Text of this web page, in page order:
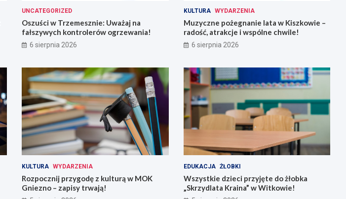
UNCATEGORIZED
Oszuści w Trzemesznie: Uważaj na
fałszywych kontrolerów ogrzewania!
6 sierpnia 2026
KULTURA WYDARZENIA
Muzyczne pożegnanie lata w Kiszkowie –
radość, atrakcje i wspólne chwile!
6 sierpnia 2026
KULTURA WYDARZENIA
Rozpocznij przygodę z kulturą w MOK
Gniezno – zapisy trwają!
EDUKACJA ŻŁOBKI
Wszystkie dzieci przyjęte do żłobka
„Skrzydlata Kraina” w Witkowie!